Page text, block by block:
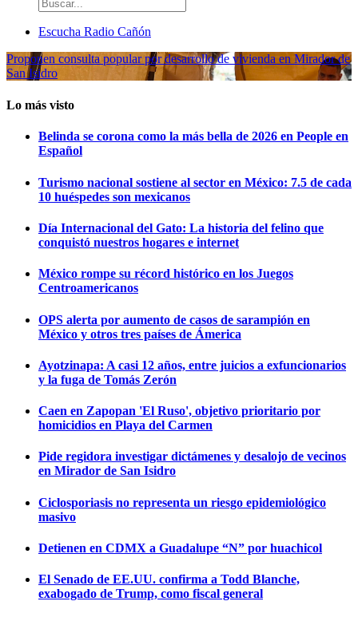
Escucha Radio Cañón
Proponen consulta popular por desarrollo de vivienda en Mirador de
San Isidro
Lo más visto
Belinda se corona como la más bella de 2026 en People en
Español
Turismo nacional sostiene al sector en México: 7.5 de cada
10 huéspedes son mexicanos
Día Internacional del Gato: La historia del felino que
conquistó nuestros hogares e internet
México rompe su récord histórico en los Juegos
Centroamericanos
OPS alerta por aumento de casos de sarampión en
México y otros tres países de Ámerica
Ayotzinapa: A casi 12 años, entre juicios a exfuncionarios
y la fuga de Tomás Zerón
Caen en Zapopan 'El Ruso', objetivo prioritario por
homicidios en Playa del Carmen
Pide regidora investigar dictámenes y desalojo de vecinos
en Mirador de San Isidro
Ciclosporiasis no representa un riesgo epidemiológico
masivo
Detienen en CDMX a Guadalupe “N” por huachicol
El Senado de EE.UU. confirma a Todd Blanche,
exabogado de Trump, como fiscal general